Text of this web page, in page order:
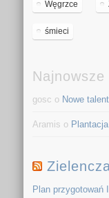
Węgrzce
śmieci
gosc o Nowe
Aramis o
Plan przygotowań